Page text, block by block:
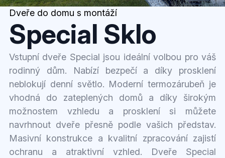
Dveře do domu s montáží
Special Sklo
Vstupní dveře Special jsou ideální volbou pro váš
rodinný dům. Nabízí bezpečí a díky prosklení
neblokují denní světlo. Moderní termozárubeň je
vhodná do zateplených domů a díky širokým
možnostem vzhledu a prosklení si můžete
navrhnout dveře přesně podle vašich představ.
Masivní konstrukce a kvalitní zpracování zajistí
ochranu a atraktivní vzhled. Dveře Special